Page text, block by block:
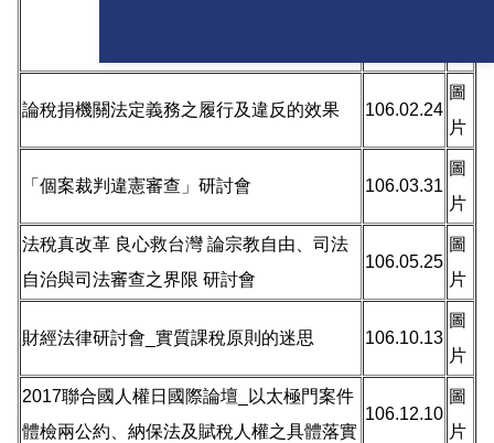
論稅捐機關法定義務之履行及違反的效果 106.02.24
圖
片
「個案裁判違憲審查」研討會 106.03.31
圖
片
法稅真改革 良心救台灣 論宗教自由、司法
自治與司法審查之界限 研討會
106.05.25
圖
片
財經法律研討會_實質課稅原則的迷思 106.10.13
圖
片
2017聯合國人權日國際論壇_以太極門案件
體檢兩公約、納保法及賦稅人權之具體落實
106.12.10
圖
片